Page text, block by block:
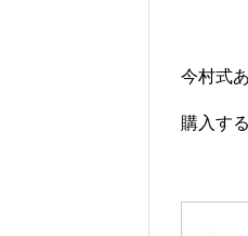
今村式
購入す